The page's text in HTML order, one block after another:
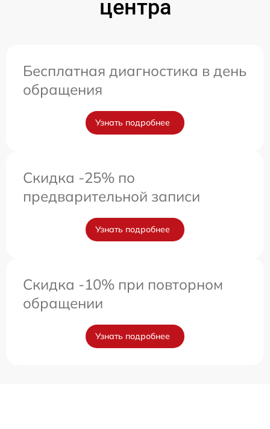
центра
Бесплатная диагностика в день
обращения
Узнать подробнее
Скидка -25% по
предварительной записи
Узнать подробнее
Скидка -10% при повторном
обращении
Узнать подробнее